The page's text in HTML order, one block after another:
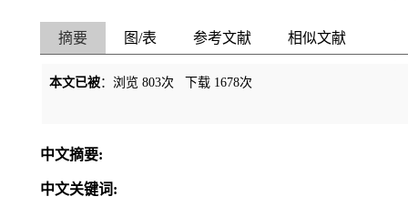
摘要 图/表 参考文献 相似文献
本文已被：浏览 803次 下载 1678次
中文摘要:
中文关键词: